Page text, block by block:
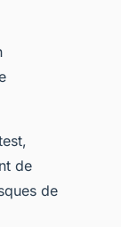
de
de